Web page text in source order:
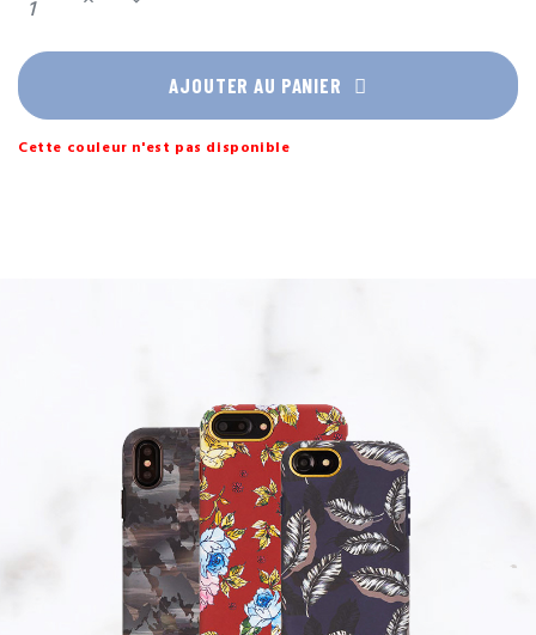
AJOUTER AU PANIER
Cette couleur n'est pas disponible